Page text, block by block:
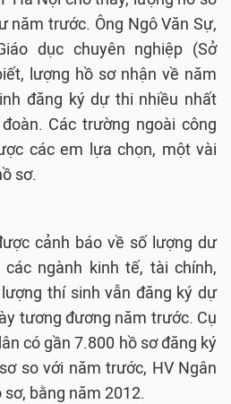
năm trước. Ông Ngô Văn Sự,
dục chuyên nghiệp (Sở
lượng hồ sơ nhận về năm
đăng ký dự thi nhiều nhất
Các trường ngoài công
các em lựa chọn, một vài
sơ.
cảnh báo về số lượng dư
ngành kinh tế, tài chính,
thí sinh vẫn đăng ký dự
tương đương năm trước. Cụ
có gần 7.800 hồ sơ đăng ký
so với năm trước, HV Ngân
bằng năm 2012.